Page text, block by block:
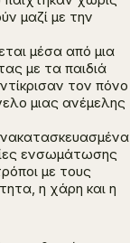
μαζί με την
μέσα από μια
με τα παιδιά
τον πόνο
μιας ανέμελης
ενσωμάτωσης
με τους
η χάρη και η